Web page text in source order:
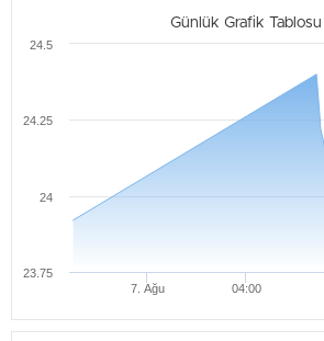
Günlük Grafik Tablosu
7. Ağu 04:00
23.75
24
24.25
24.5
Haftalık Grafik Tablosu